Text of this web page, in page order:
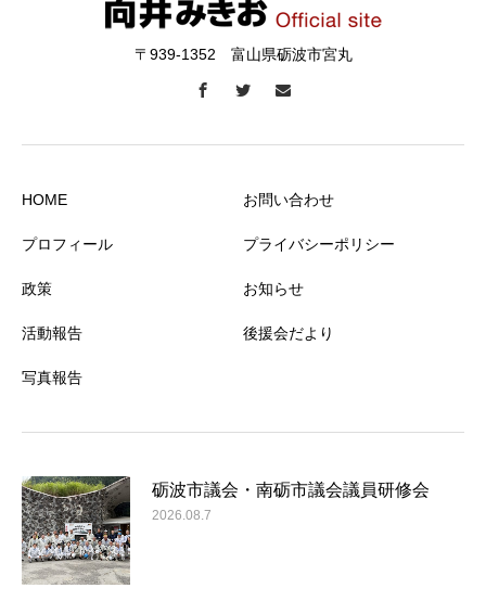
〒939-1352 富山県砺波市宮丸
HOME
プロフィール
政策
活動報告
写真報告
お問い合わせ
プライバシーポリシー
お知らせ
後援会だより
砺波市議会・南砺市議会議員研修会
2026.08.7